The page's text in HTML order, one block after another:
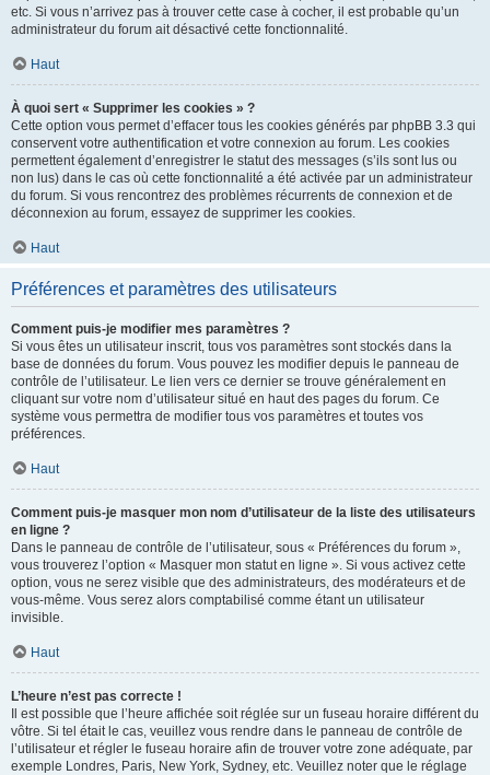
etc. Si vous n’arrivez pas à trouver cette case à cocher, il est probable qu’un
administrateur du forum ait désactivé cette fonctionnalité.
Haut
À quoi sert « Supprimer les cookies » ?
Cette option vous permet d’effacer tous les cookies générés par phpBB 3.3 qui
conservent votre authentification et votre connexion au forum. Les cookies
permettent également d’enregistrer le statut des messages (s’ils sont lus ou
non lus) dans le cas où cette fonctionnalité a été activée par un administrateur
du forum. Si vous rencontrez des problèmes récurrents de connexion et de
déconnexion au forum, essayez de supprimer les cookies.
Haut
Préférences et paramètres des utilisateurs
Comment puis-je modifier mes paramètres ?
Si vous êtes un utilisateur inscrit, tous vos paramètres sont stockés dans la
base de données du forum. Vous pouvez les modifier depuis le panneau de
contrôle de l’utilisateur. Le lien vers ce dernier se trouve généralement en
cliquant sur votre nom d’utilisateur situé en haut des pages du forum. Ce
système vous permettra de modifier tous vos paramètres et toutes vos
préférences.
Haut
Comment puis-je masquer mon nom d’utilisateur de la liste des utilisateurs
en ligne ?
Dans le panneau de contrôle de l’utilisateur, sous « Préférences du forum »,
vous trouverez l’option « Masquer mon statut en ligne ». Si vous activez cette
option, vous ne serez visible que des administrateurs, des modérateurs et de
vous-même. Vous serez alors comptabilisé comme étant un utilisateur
invisible.
Haut
L’heure n’est pas correcte !
Il est possible que l’heure affichée soit réglée sur un fuseau horaire différent du
vôtre. Si tel était le cas, veuillez vous rendre dans le panneau de contrôle de
l’utilisateur et régler le fuseau horaire afin de trouver votre zone adéquate, par
exemple Londres, Paris, New York, Sydney, etc. Veuillez noter que le réglage